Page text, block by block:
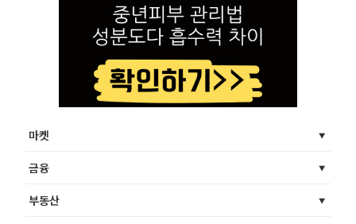
마켓
금융
부동산